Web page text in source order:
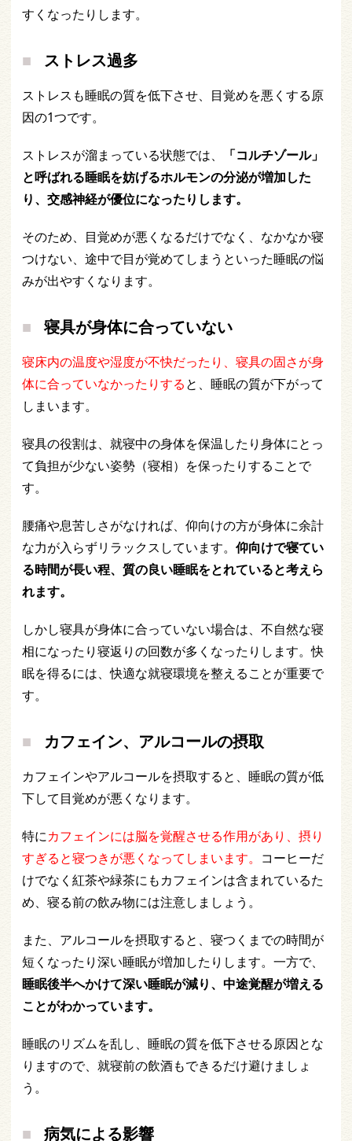
すくなったりします。
ストレス過多
ストレスも睡眠の質を低下させ、目覚めを悪くする原
因の1つです。
ストレスが溜まっている状態では、
「コルチゾール」
と呼ばれる睡眠を妨げるホルモンの分泌が増加した
り、交感神経が優位になったりします。
そのため、目覚めが悪くなるだけでなく、なかなか寝
つけない、途中で目が覚めてしまうといった睡眠の悩
みが出やすくなります。
寝具が身体に合っていない
寝床内の温度や湿度が不快だったり、寝具の固さが身
体に合っていなかったりすると、睡眠の質が下がって
しまいます。
寝具の役割は、就寝中の身体を保温したり身体にとっ
て負担が少ない姿勢（寝相）を保ったりすることで
す。
腰痛や息苦しさがなければ、仰向けの方が身体に余計
な力が入らずリラックスしています。 仰向けで寝てい
る時間が長い程、質の良い睡眠をとれていると考えら
れます。
しかし寝具が身体に合っていない場合は、不自然な寝
相になったり寝返りの回数が多くなったりします。快
眠を得るには、快適な就寝環境を整えることが重要で
す。
カフェイン、アルコールの摂取
カフェインやアルコールを摂取すると、睡眠の質が低
下して目覚めが悪くなります。
特にカフェインには脳を覚醒させる作用があり、摂り
すぎると寝つきが悪くなってしまいます。 コーヒーだ
けでなく紅茶や緑茶にもカフェインは含まれているた
め、寝る前の飲み物には注意しましょう。
また、アルコールを摂取すると、寝つくまでの時間が
短くなったり深い睡眠が増加したりします。一方で、
睡眠後半へかけて深い睡眠が減り、中途覚醒が増える
ことがわかっています。
睡眠のリズムを乱し、睡眠の質を低下させる原因とな
りますので、就寝前の飲酒もできるだけ避けましょ
う。
病気による影響